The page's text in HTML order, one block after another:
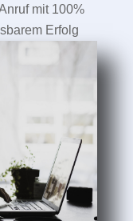
mit 100%
Erfolg